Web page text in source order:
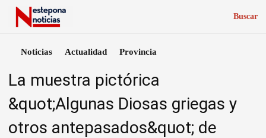
Buscar
Noticias Actualidad Provincia
La muestra pictórica
&quot;Algunas Diosas griegas y
otros antepasados&quot; de